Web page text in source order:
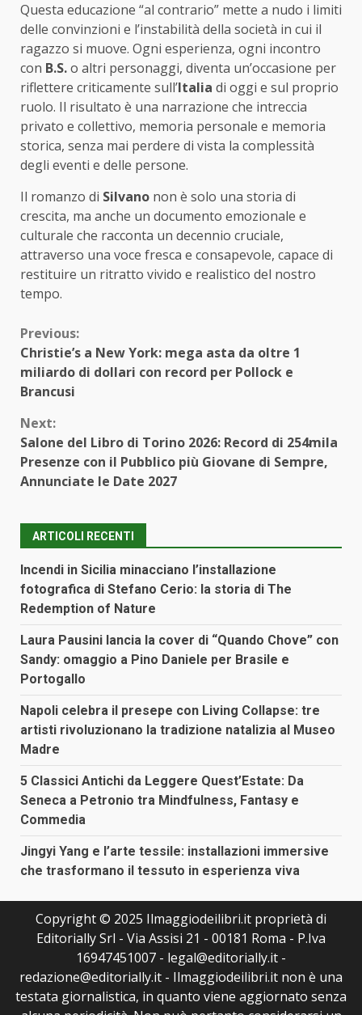
Questa educazione “al contrario” mette a nudo i limiti
delle convinzioni e l’instabilità della società in cui il
ragazzo si muove. Ogni esperienza, ogni incontro
con B.S.o altri personaggi, diventa un’occasione per
riflettere criticamente sull’Italia di oggi e sul proprio
ruolo. Il risultato è una narrazione che intreccia
privato e collettivo, memoria personale e memoria
storica, senza mai perdere di vista la complessità
degli eventi e delle persone.
Il romanzo di Silvano non è solo una storia di
crescita, ma anche un documento emozionale e
culturale che racconta un decennio cruciale,
attraverso una voce fresca e consapevole, capace di
restituire un ritratto vivido e realistico del nostro
tempo.
Continue
Reading
Previous:
Christie’s a New York: mega asta da oltre 1
miliardo di dollari con record per Pollock e
Brancusi
Next:
Salone del Libro di Torino 2026: Record di 254mila
Presenze con il Pubblico più Giovane di Sempre,
Annunciate le Date 2027
ARTICOLI RECENTI
Incendi in Sicilia minacciano l’installazione
fotografica di Stefano Cerio: la storia di The
Redemption of Nature
Laura Pausini lancia la cover di “Quando Chove” con
Sandy: omaggio a Pino Daniele per Brasile e
Portogallo
Napoli celebra il presepe con Living Collapse: tre
artisti rivoluzionano la tradizione natalizia al Museo
Madre
5 Classici Antichi da Leggere Quest’Estate: Da
Seneca a Petronio tra Mindfulness, Fantasy e
Commedia
Jingyi Yang e l’arte tessile: installazioni immersive
che trasformano il tessuto in esperienza viva
Copyright © 2025 Ilmaggiodeilibri.it proprietà di
Editorially Srl - Via Assisi 21 - 00181 Roma - P.Iva
16947451007 - legal@editorially.it -
redazione@editorially.it - Ilmaggiodeilibri.it non è una
testata giornalistica, in quanto viene aggiornato senza